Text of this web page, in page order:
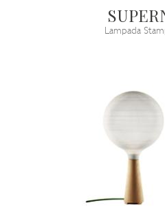
Lampada